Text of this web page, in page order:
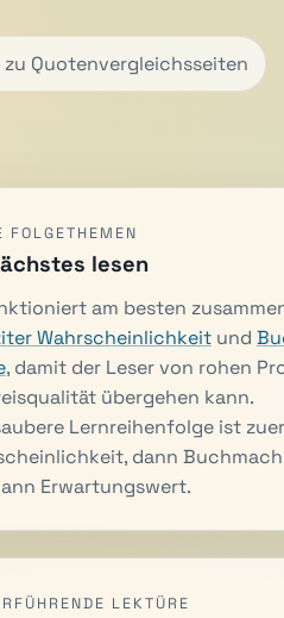
Quotenvergleichsseiten
FOLGETHEMEN
lesen
am besten
Wahrscheinlichkeitund
, damit der Leser von rohen
übergehen kann.
Lernreihenfolge ist
dann
Erwartungswert.
LEKTÜRE